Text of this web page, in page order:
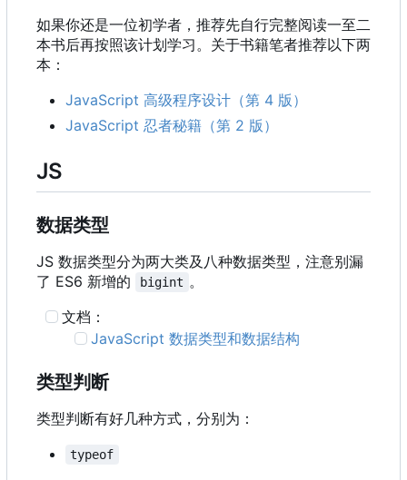
如果你还是一位初学者，推荐先自行完整阅读一至二
本书后再按照该计划学习。关于书籍笔者推荐以下两
本：
JavaScript 高级程序设计（第 4 版）
JavaScript 忍者秘籍（第 2 版）
JS
数据类型
JS 数据类型分为两大类及八种数据类型，注意别漏
了 ES6 新增的
bigint 。
文档：
JavaScript 数据类型和数据结构
类型判断
类型判断有好几种方式，分别为：
typeof